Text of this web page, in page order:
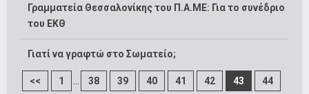
Γραμματεία Θεσσαλονίκης του Π.Α.ΜΕ: Για το συνέδριο
του ΕΚΘ
Γιατί να γραφτώ στο Σωματείο;
<< 1 ... 38 39 40 41 42 43 44